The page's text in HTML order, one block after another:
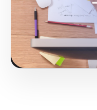
requerimientos.
Solicitar servicio